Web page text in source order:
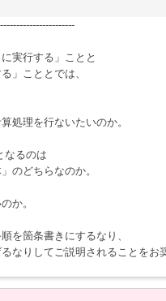
実行する」ことと
」こととでは、
処理を行ないたいのか。
なるのは
のどちらなのか。
か。
を箇条書きにするなり、
なりしてご説明されることをお